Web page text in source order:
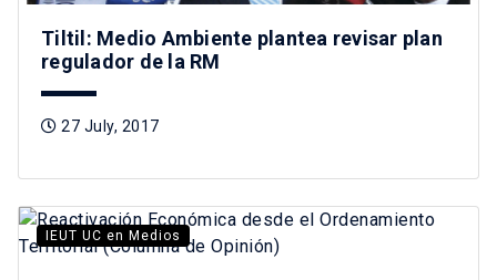
Tiltil: Medio Ambiente plantea revisar plan
regulador de la RM
27 July, 2017
IEUT UC en Medios